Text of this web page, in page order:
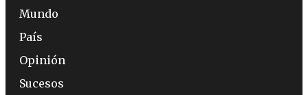
Mundo
País
Opinión
Sucesos